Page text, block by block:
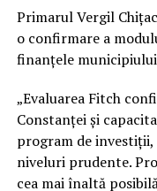
Primarul Vergil
o confirmare a
finanțele
„Evaluarea Fitch
Constanței și
program de
niveluri prudente.
cea mai înaltă